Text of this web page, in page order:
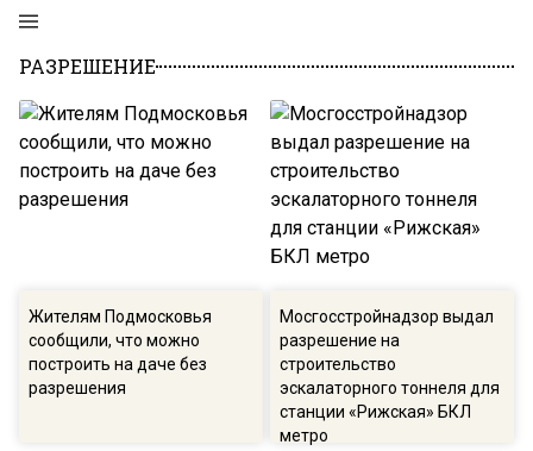
РАЗРЕШЕНИЕ
Жителям Подмосковья
сообщили, что можно
построить на даче без
разрешения
Мосгосстройнадзор выдал
разрешение на
строительство
эскалаторного тоннеля для
станции «Рижская» БКЛ
метро